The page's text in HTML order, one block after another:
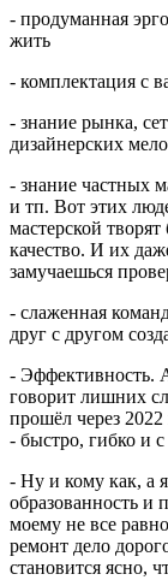
- продуманная
жить
- комплектация с
- знание рынка,
дизайнерских
- знание частных
и тп. Вот этих
мастерской
качество. И их
замучаешься
- слаженная
друг с другом
- Эффективность.
говорит лишних
прошёл через
- быстро, гибко и
- Ну и кому как, а
образованность и
моему не все
ремонт дело
становится ясно,